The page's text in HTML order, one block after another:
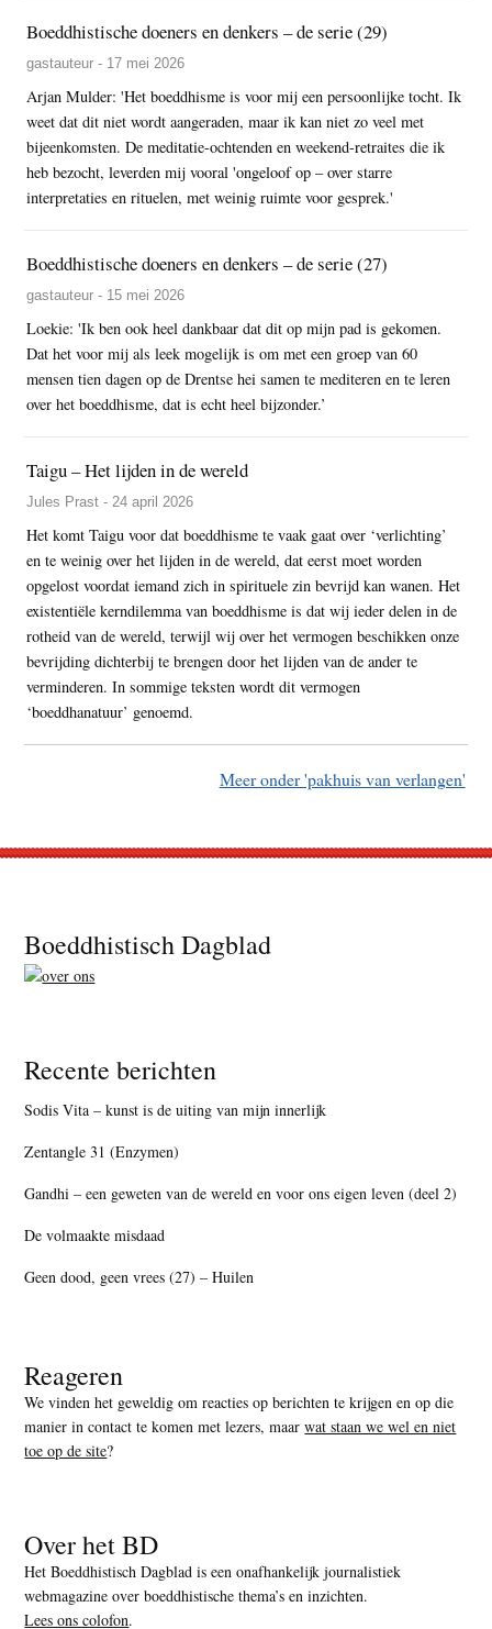
Boeddhistische doeners en denkers – de serie (29)
gastauteur - 17 mei 2026
Arjan Mulder: 'Het boeddhisme is voor mij een persoonlijke tocht. Ik
weet dat dit niet wordt aangeraden, maar ik kan niet zo veel met
bijeenkomsten. De meditatie-ochtenden en weekend-retraites die ik
heb bezocht, leverden mij vooral 'ongeloof op – over starre
interpretaties en rituelen, met weinig ruimte voor gesprek.'
Boeddhistische doeners en denkers – de serie (27)
gastauteur - 15 mei 2026
Loekie: 'Ik ben ook heel dankbaar dat dit op mijn pad is gekomen.
Dat het voor mij als leek mogelijk is om met een groep van 60
mensen tien dagen op de Drentse hei samen te mediteren en te leren
over het boeddhisme, dat is echt heel bijzonder.’
Taigu – Het lijden in de wereld
Jules Prast - 24 april 2026
Het komt Taigu voor dat boeddhisme te vaak gaat over ‘verlichting’
en te weinig over het lijden in de wereld, dat eerst moet worden
opgelost voordat iemand zich in spirituele zin bevrijd kan wanen. Het
existentiële kerndilemma van boeddhisme is dat wij ieder delen in de
rotheid van de wereld, terwijl wij over het vermogen beschikken onze
bevrijding dichterbij te brengen door het lijden van de ander te
verminderen. In sommige teksten wordt dit vermogen
‘boeddhanatuur’ genoemd.
Meer onder 'pakhuis van verlangen'
Footer
Boeddhistisch Dagblad
Recente berichten
Sodis Vita – kunst is de uiting van mijn innerlijk
Zentangle 31 (Enzymen)
Gandhi – een geweten van de wereld en voor ons eigen leven (deel 2)
De volmaakte misdaad
Geen dood, geen vrees (27) – Huilen
Reageren
We vinden het geweldig om reacties op berichten te krijgen en op die
manier in contact te komen met lezers, maarwat staan we wel en niet
toe op de site?
Over het BD
Het Boeddhistisch Dagblad is een onafhankelijk journalistiek
webmagazine over boeddhistische thema’s en inzichten.
Lees ons colofon.